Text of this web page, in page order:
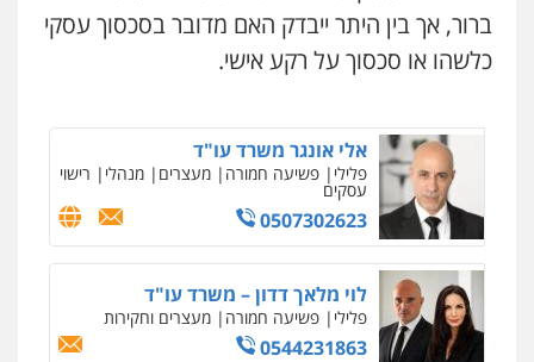
פלילי אלימות סמים מעצרים
0525544654
פלילי עבירות תנועה צווארון לבן תעבורה
עורכי דין לענייני אסירים מעצרים וחקירות
0546470989
עו"ד זוהר ארבל
פלילי פשיעה חמורה מעצרים וחקירות
קטינים
0538788878
ברור, אך בין היתר ייבדק האם מדובר בסכסוך עסקי
כלשהו או סכסוך על רקע אישי.
עו"ד שגיא אקו
פלילי מעצרים וחקירות סמים עבירות מין
עורכי דין לענייני אסירים
אלי אונגר משרד עו"ד
פלילי פשיעה חמורה מעצרים מנהלי רישוי
עסקים
0507302623
לוי מלאך דדון – משרד עו"ד
פלילי פשיעה חמורה מעצרים וחקירות
0544231863
ניר קידר – צלם
צילום עורכי דין שירותים מקצועיים לעורכי
דין
0504578527
רונן הלל – מוניטין
מחיקת כתבות מגוגל ודחיקת אזכורים
שליליים
שירותים מקצועיים לעורכי דין
0522508109